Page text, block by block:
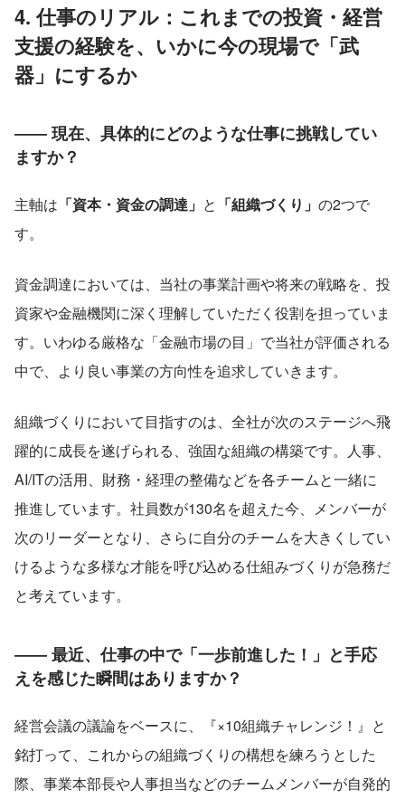
4. 仕事のリアル：これまでの投資・経営
支援の経験を、いかに今の現場で「武
器」にするか
―― 現在、具体的にどのような仕事に挑戦してい
ますか？
主軸は 「資本・資金の調達」 と 「組織づくり」 の2つで
す。
資金調達においては、当社の事業計画や将来の戦略を、投
資家や金融機関に深く理解していただく役割を担っていま
す。いわゆる厳格な「金融市場の目」で当社が評価される
中で、より良い事業の方向性を追求していきます。
組織づくりにおいて目指すのは、全社が次のステージへ飛
躍的に成長を遂げられる、強固な組織の構築です。人事、
AI/ITの活用、財務・経理の整備などを各チームと一緒に
推進しています。社員数が130名を超えた今、メンバーが
次のリーダーとなり、さらに自分のチームを大きくしてい
けるような多様な才能を呼び込める仕組みづくりが急務だ
と考えています。
―― 最近、仕事の中で「一歩前進した！」と手応
えを感じた瞬間はありますか？
経営会議の議論をベースに、『×10組織チャレンジ！』と
銘打って、これからの組織づくりの構想を練ろうとした
際、事業本部長や人事担当などのチームメンバーが自発的